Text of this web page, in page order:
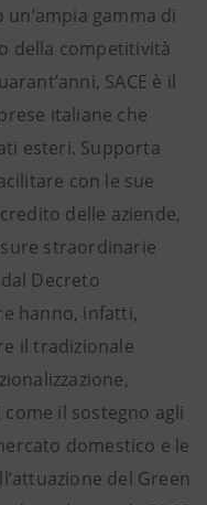
gamma di
della competitività
SACE è il
italiane che
esteri. Supporta
con le sue
delle aziende,
straordinarie
Decreto
hanno, infatti,
il tradizionale
il sostegno agli
domestico e le
del Green